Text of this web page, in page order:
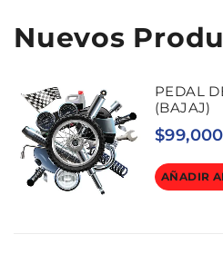
Nuevos
PEDAL
(BAJAJ)
$99,000
AÑADIR